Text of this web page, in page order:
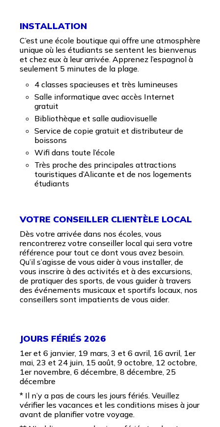
INSTALLATION
C’est une école boutique qui offre une atmosphère
unique où les étudiants se sentent les bienvenus
et chez eux à leur arrivée. Apprenez l’espagnol à
seulement 5 minutes de la plage.
4 classes spacieuses et très lumineuses
Salle informatique avec accès Internet
gratuit
Bibliothèque et salle audiovisuelle
Service de copie gratuit et distributeur de
boissons
Wifi dans toute l’école
Très proche des principales attractions
touristiques d’Alicante et de nos logements
étudiants
VOTRE CONSEILLER CLIENTÈLE LOCAL
Dès votre arrivée dans nos écoles, vous
rencontrerez votre conseiller local qui sera votre
référence pour tout ce dont vous avez besoin.
Qu’il s’agisse de vous aider à vous installer, de
vous inscrire à des activités et à des excursions,
de pratiquer des sports, de vous guider à travers
des événements musicaux et sportifs locaux, nos
conseillers sont impatients de vous aider.
JOURS FÉRIÉS 2026
1er et 6 janvier, 19 mars, 3 et 6 avril, 16 avril, 1er
mai, 23 et 24 juin, 15 août, 9 octobre, 12 octobre,
1er novembre, 6 décembre, 8 décembre, 25
décembre
* Il n’y a pas de cours les jours fériés. Veuillez
vérifier les vacances et les conditions mises à jour
avant de planifier votre voyage.